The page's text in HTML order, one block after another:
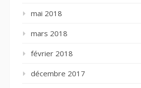
mai 2018
mars 2018
février 2018
décembre 2017